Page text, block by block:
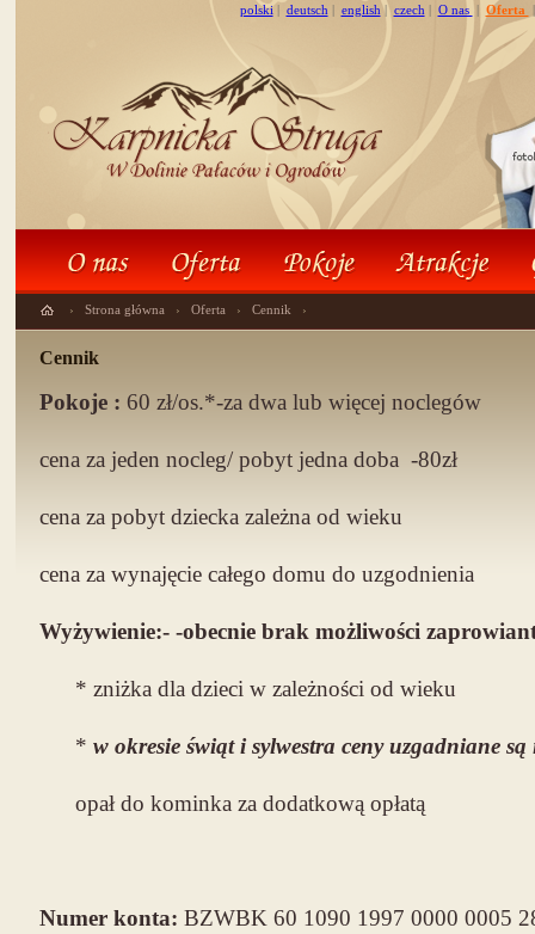
polski| deutsch | english| czech | O nas | Oferta
› Strona główna › Oferta › Cennik ›
Cennik
Pokoje : 60 zł/os.*-za dwa lub więcej noclegów
cena za jeden nocleg/ pobyt jedna doba -80zł
cena za pobyt dziecka zależna od wieku
cena za wynajęcie całego domu do uzgodnienia
Wyżywienie:- -obecnie brak możliwości
* zniżka dla dzieci w zależności od wieku
* w okresie świąt i sylwestra ceny uzgadniane
opał do kominka za dodatkową opłatą
Numer konta: BZWBK 60 1090 1997 0000 0005